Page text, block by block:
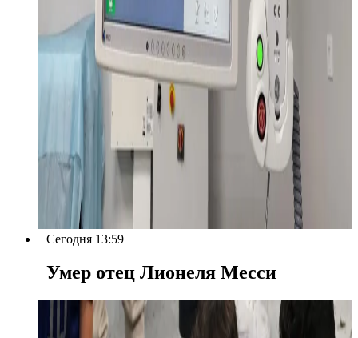
Сегодня 13:59
Умер отец Лионеля Месси